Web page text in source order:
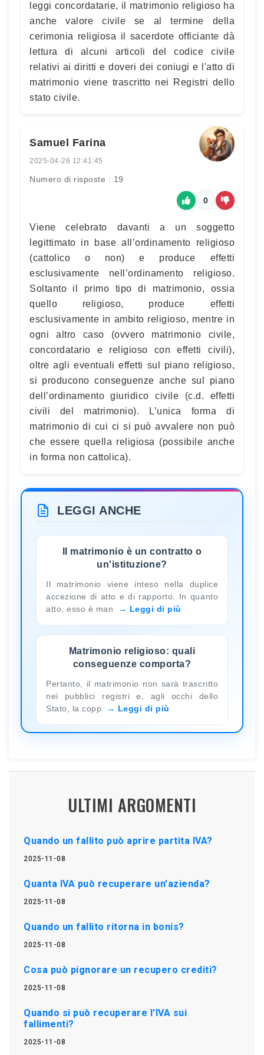
leggi concordatarie, il matrimonio religioso ha
anche valore civile se al termine della
cerimonia religiosa il sacerdote officiante dà
lettura di alcuni articoli del codice civile
relativi ai diritti e doveri dei coniugi e l'atto di
matrimonio viene trascritto nei Registri dello
stato civile.
Samuel Farina
2025-04-26 12:41:45
Numero di risposte : 19
0
Viene celebrato davanti a un soggetto
legittimato in base all’ordinamento religioso
(cattolico o non) e produce effetti
esclusivamente nell’ordinamento religioso.
Soltanto il primo tipo di matrimonio, ossia
quello religioso, produce effetti
esclusivamente in ambito religioso, mentre in
ogni altro caso (ovvero matrimonio civile,
concordatario e religioso con effetti civili),
oltre agli eventuali effetti sul piano religioso,
si producono conseguenze anche sul piano
dell’ordinamento giuridico civile (c.d. effetti
civili del matrimonio). L’unica forma di
matrimonio di cui ci si può avvalere non può
che essere quella religiosa (possibile anche
in forma non cattolica).
LEGGI ANCHE
Il matrimonio è un contratto o
un'istituzione?
Il matrimonio viene inteso nella duplice
accezione di atto e di rapporto. In quanto
atto, esso è man
Leggi di più
Matrimonio religioso: quali
conseguenze comporta?
Pertanto, il matrimonio non sarà trascritto
nei pubblici registri e, agli occhi dello
Stato, la copp
Leggi di più
ULTIMI ARGOMENTI
Quando un fallito può aprire partita IVA?
2025-11-08
Quanta IVA può recuperare un'azienda?
2025-11-08
Quando un fallito ritorna in bonis?
2025-11-08
Cosa può pignorare un recupero crediti?
2025-11-08
Quando si può recuperare l'IVA sui
fallimenti?
2025-11-08